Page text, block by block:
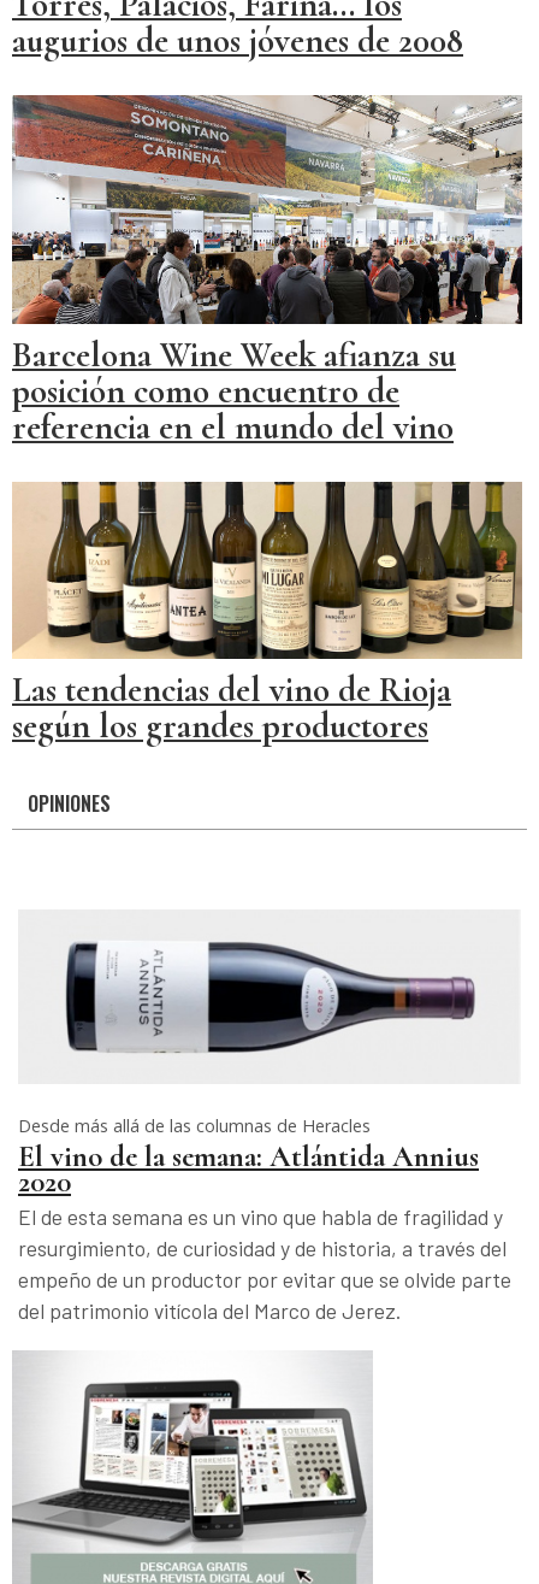
augurios de unos jóvenes de 2008
Barcelona Wine Week afianza su
posición como encuentro de
referencia en el mundo del vino
Las tendencias del vino de Rioja
según los grandes productores
OPINIONES
Desde más allá de las columnas de Heracles
El vino de la semana: Atlántida Annius
2020
El de esta semana es un vino que habla de fragilidad y
resurgimiento, de curiosidad y de historia, a través del
empeño de un productor por evitar que se olvide parte
del patrimonio vitícola del Marco de Jerez.